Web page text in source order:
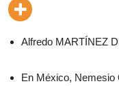
Alfredo MARTÍNEZ
En México, Nemesio